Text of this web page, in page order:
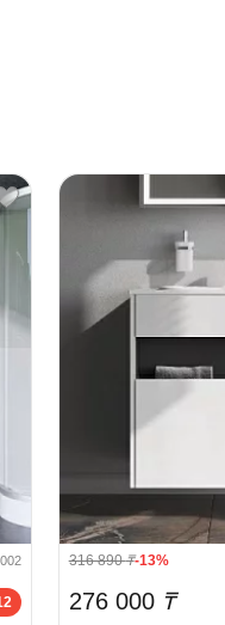
316 890₸-13%
276 000 ₸